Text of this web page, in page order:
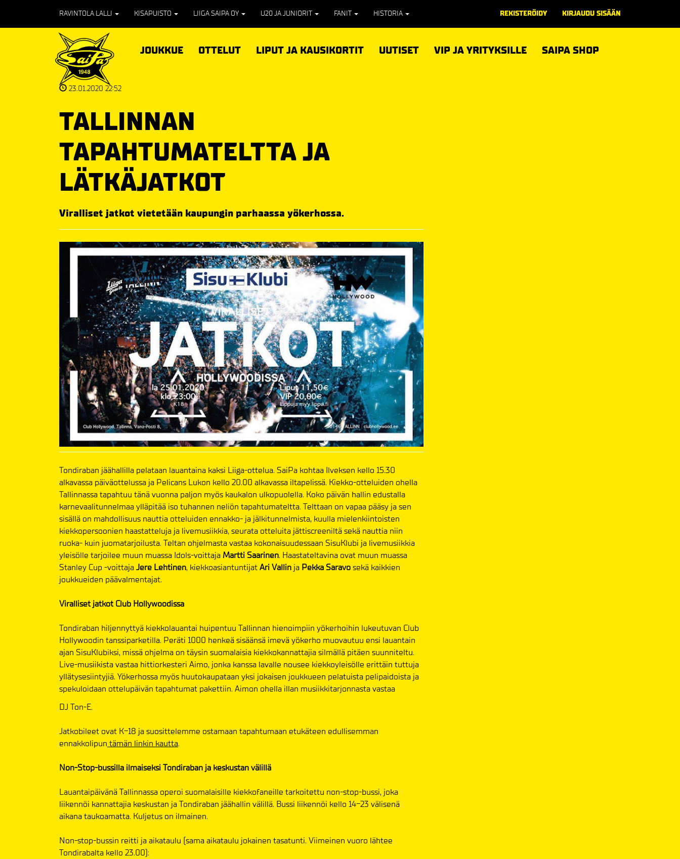
RAVINTOLA LALLI KISAPUISTO LIIGA SAIPA OY U20 JA JUNIORIT FANIT HISTORIA REKISTERÖIDY KIRJAUDU SISÄÄN
JOUKKUE OTTELUT LIPUT JA KAUSIKORTIT UUTISET VIP JA YRITYKSILLE SAIPA SHOP
23.01.2020 22:52
TALLINNAN
TAPAHTUMATELTTA JA
LÄTKÄJATKOT
Viralliset jatkot vietetään kaupungin parhaassa yökerhossa.
Tondiraban jäähallilla pelataan lauantaina kaksi Liiga-ottelua. SaiPa kohtaa Ilveksen kello 15.30
alkavassa päiväottelussa ja Pelicans Lukon kello 20.00 alkavassa iltapelissä. Kiekko-otteluiden ohella
Tallinnassa tapahtuu tänä vuonna paljon myös kaukalon ulkopuolella. Koko päivän hallin edustalla
karnevaalitunnelmaa ylläpitää iso tuhannen neliön tapahtumateltta. Telttaan on vapaa pääsy ja sen
sisällä on mahdollisuus nauttia otteluiden ennakko- ja jälkitunnelmista, kuulla mielenkiintoisten
kiekkopersoonien haastatteluja ja livemusiikkia, seurata otteluita jättiscreeniltä sekä nauttia niin
ruoka- kuin juomatarjoilusta. Teltan ohjelmasta vastaa kokonaisuudessaan SisuKlubi ja livemusiikkia
yleisölle tarjoilee muun muassa Idols-voittaja Martti Saarinen. Haastateltavina ovat muun muassa
Stanley Cup -voittajaJere Lehtinen, kiekkoasiantuntijatAri Vallin ja Pekka Saravosekä kaikkien
joukkueiden päävalmentajat.
Viralliset jatkot Club Hollywoodissa
Tondiraban hiljennyttyä kiekkolauantai huipentuu Tallinnan hienoimpiin yökerhoihin lukeutuvan Club
Hollywoodin tanssiparketilla. Peräti 1000 henkeä sisäänsä imevä yökerho muovautuu ensi lauantain
ajan SisuKlubiksi, missä ohjelma on täysin suomalaisia kiekkokannattajia silmällä pitäen suunniteltu.
Live-musiikista vastaa hittiorkesteri Aimo, jonka kanssa lavalle nousee kiekkoyleisölle erittäin tuttuja
yllätysesiintyjiä. Yökerhossa myös huutokaupataan yksi jokaisen joukkueen pelatuista pelipaidoista ja
spekuloidaan ottelupäivän tapahtumat pakettiin. Aimon ohella illan musiikkitarjonnasta vastaa
DJ Ton-E.
Jatkobileet ovat K-18 ja suosittelemme ostamaan tapahtumaan etukäteen edullisemman
ennakkolipun tämän linkin kautta.
Non-Stop-bussilla ilmaiseksi Tondiraban ja keskustan välillä
Lauantaipäivänä Tallinnassa operoi suomalaisille kiekkofaneille tarkoitettu non-stop-bussi, joka
liikennöi kannattajia keskustan ja Tondiraban jäähallin välillä. Bussi liikennöi kello 14-23 välisenä
aikana taukoamatta. Kuljetus on ilmainen.
Non-stop-bussin reitti ja aikataulu (sama aikataulu jokainen tasatunti. Viimeinen vuoro lähtee
Tondirabalta kello 23.00):